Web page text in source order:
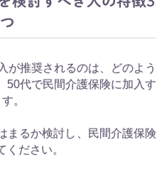
つ
が推奨されるのは、どのよう
50代で民間介護保険に加入す
。
まるか検討し、民間介護保険
ださい。